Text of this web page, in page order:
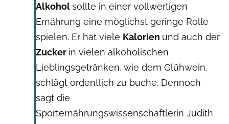
Alkoholsollte in einer vollwertigen
Ernährung eine möglichst geringe Rolle
spielen. Er hat viele Kalorien und auch der
Zucker in vielen alkoholischen
Lieblingsgetränken, wie dem Glühwein,
schlägt ordentlich zu buche. Dennoch
sagt die
Sporternährungswissenschaftlerin Judith